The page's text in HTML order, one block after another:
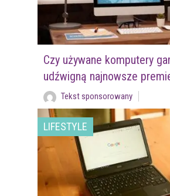
Czy używane komputery
udźwigną najnowsze
Tekst sponsorowany
LIFESTYLE